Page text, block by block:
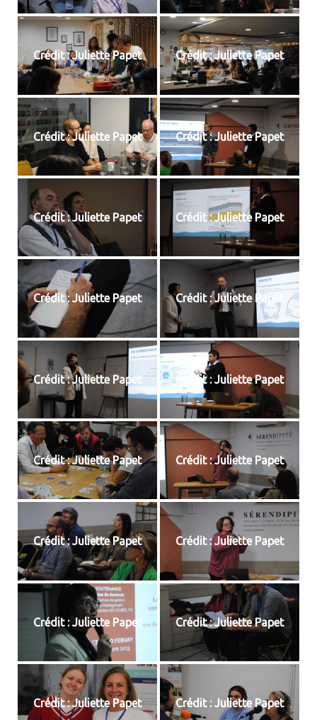
Crédit : Juliette Papet Crédit : Juliette Papet
Crédit : Juliette Papet Crédit : Juliette Papet
Crédit : Juliette Papet Crédit : Juliette Papet
Crédit : Juliette Papet Crédit : Juliette Papet
Crédit : Juliette Papet Crédit : Juliette Papet
Crédit : Juliette Papet Crédit : Juliette Papet
Crédit : Juliette Papet Crédit : Juliette Papet
Crédit : Juliette Papet Crédit : Juliette Papet
Crédit : Juliette Papet Crédit : Juliette Papet